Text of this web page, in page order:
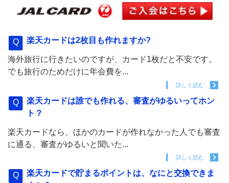
楽天カードは2枚目も作れますか?
海外旅行に行きたいのですが、カード1枚だと不安です。
でも旅行のためだけに年会費を...
詳しく読む
楽天カードは誰でも作れる、審査がゆるいってホン
ト？
楽天カードなら、ほかのカードが作れなかった人でも審査
に通る、審査がゆるいと聞いた...
詳しく読む
楽天カードで貯まるポイントは、なにと交換できま